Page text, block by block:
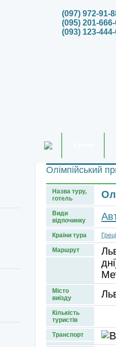
(097) 972-91-
(095) 201-
(093) 123-
Олімпійський
Назва туру,
готель
Види
відпочинку
Країни тура
Маршрут
Місто
виїзду
Кількість
туристів
Транспорт